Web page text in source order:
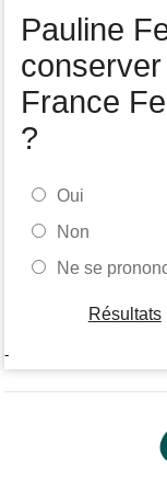
Pauline
France
?
Oui
Non
Ne se
Résultats
-